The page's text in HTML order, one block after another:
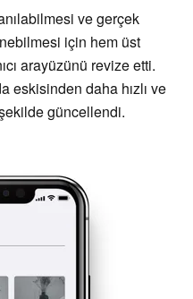
ve gerçek
için hem üst
arayüzünü revize etti.
eskisinden daha hızlı ve
güncellendi.